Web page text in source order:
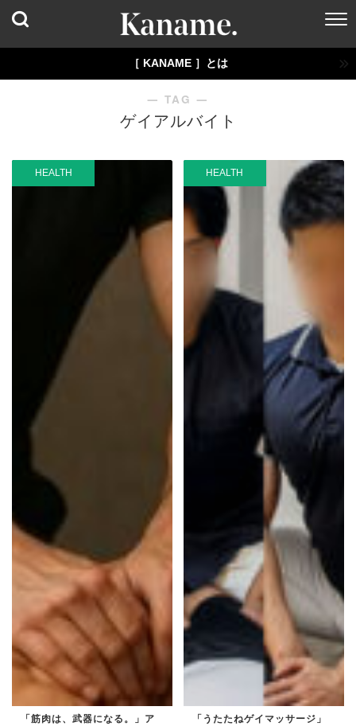
［ KANAME ］とは
― TAG ―
ゲイアルバイト
HEALTH
「筋肉は、武器になる。」ア
HEALTH
「うたたねゲイマッサージ」